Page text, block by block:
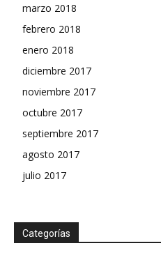
marzo 2018
febrero 2018
enero 2018
diciembre 2017
noviembre 2017
octubre 2017
septiembre 2017
agosto 2017
julio 2017
Categorías